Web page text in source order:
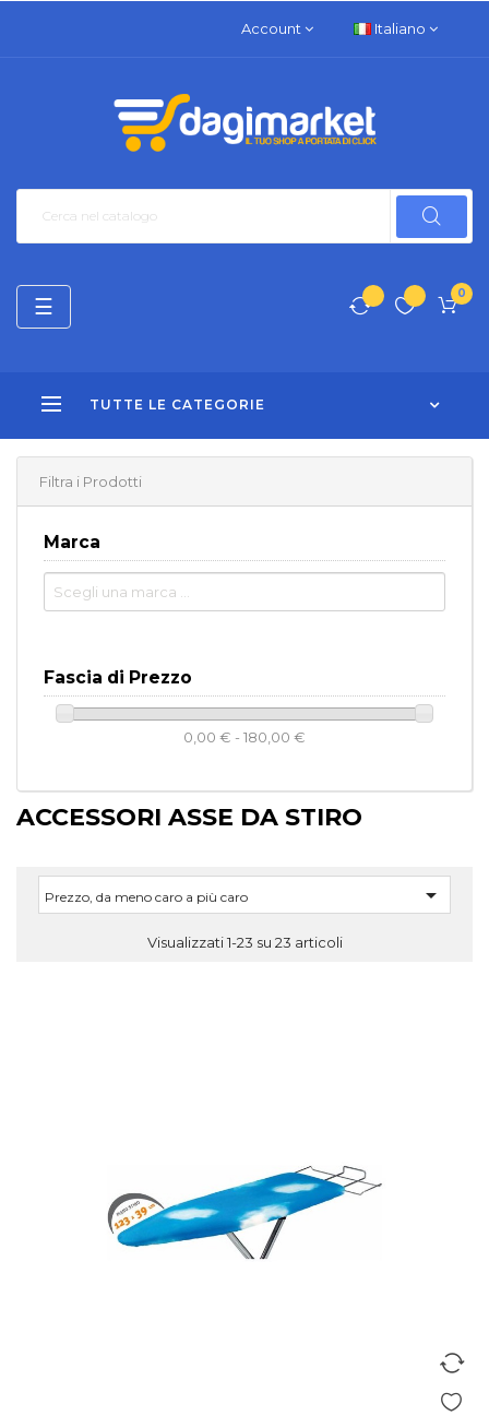
Account Italiano
0
TUTTE LE CATEGORIE
navigazione
Toggle
☰
Filtra i Prodotti
Marca
Fascia di Prezzo
0,00 € - 180,00 €
ACCESSORI ASSE DA STIRO
Prezzo, da meno caro a più caro 
Visualizzati 1-23 su 23 articoli